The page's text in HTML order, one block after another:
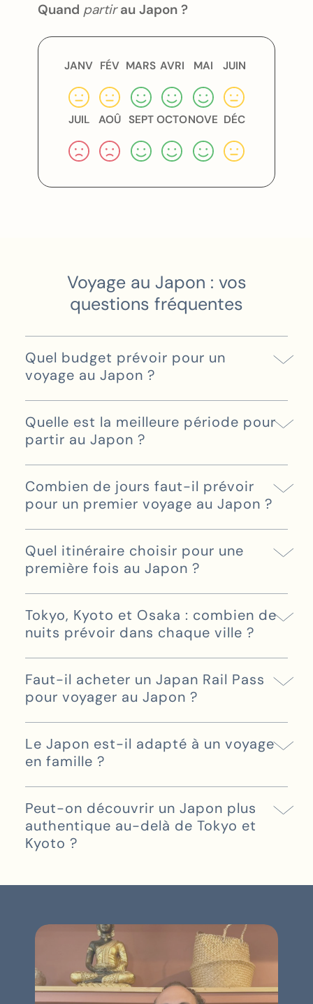
Quand partirau Japon ?
JANV FÉV MARS AVRI MAI JUIN
JUIL AOÛ SEPT OCTONOVE DÉC
Voyage au Japon : vos
questions fréquentes
Quel budget prévoir pour un
voyage au Japon ?
Quelle est la meilleure période pour
partir au Japon ?
Combien de jours faut-il prévoir
pour un premier voyage au Japon ?
Quel itinéraire choisir pour une
première fois au Japon ?
Tokyo, Kyoto et Osaka : combien de
nuits prévoir dans chaque ville ?
Faut-il acheter un Japan Rail Pass
pour voyager au Japon ?
Le Japon est-il adapté à un voyage
en famille ?
Peut-on découvrir un Japon plus
authentique au-delà de Tokyo et
Kyoto ?